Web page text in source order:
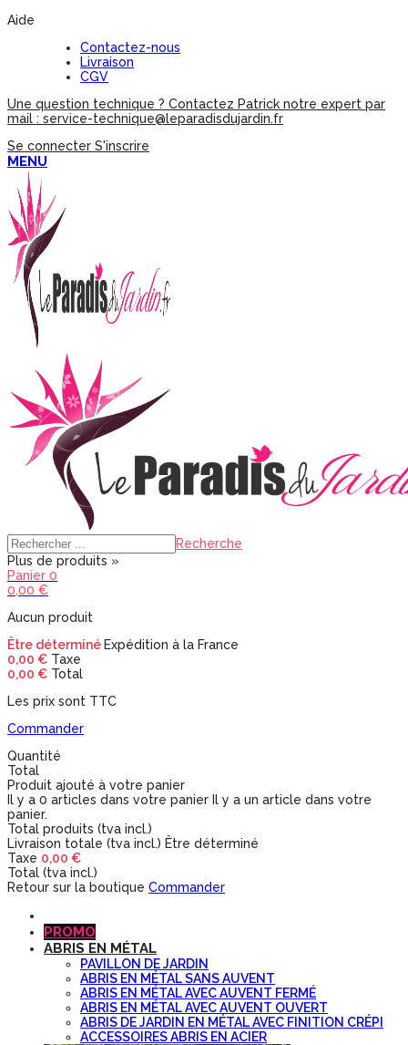
Aide
Contactez-nous
Livraison
CGV
Une question technique ? Contactez Patrick notre expert par
mail : service-technique@leparadisdujardin.fr
Se connecter S'inscrire
MENU
Recherche
Plus de produits »
Panier 0
0,00 €
Aucun produit
Être déterminé Expédition à la France
0,00 € Taxe
0,00 € Total
Les prix sont TTC
Commander
Quantité
Total
Produit ajouté à votre panier
Il y a 0 articles dans votre panier Il y a un article dans votre
panier.
Total produits (tva incl.)
Livraison totale (tva incl.) Être déterminé
Taxe 0,00 €
Total (tva incl.)
Retour sur la boutique Commander
PROMO
ABRIS EN MÉTAL
PAVILLON DE JARDIN
ABRIS EN MÉTAL SANS AUVENT
ABRIS EN MÉTAL AVEC AUVENT FERMÉ
ABRIS EN MÉTAL AVEC AUVENT OUVERT
ABRIS DE JARDIN EN MÉTAL AVEC FINITION CRÉPI
ACCESSOIRES ABRIS EN ACIER